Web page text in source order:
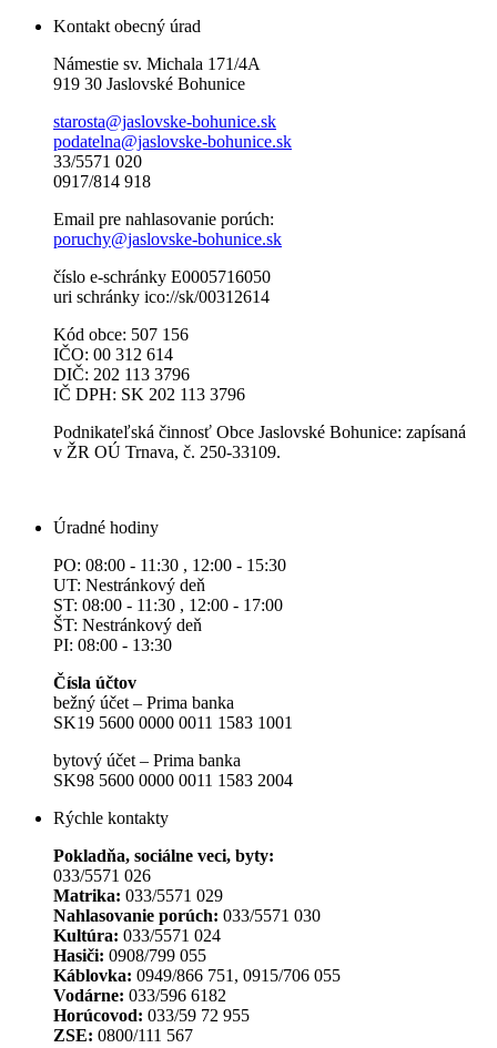
Kontakt obecný úrad
Námestie sv. Michala 171/4A
919 30 Jaslovské Bohunice
starosta@jaslovske-bohunice.sk
podatelna@jaslovske-bohunice.sk
33/5571 020
0917/814 918
Email pre nahlasovanie porúch:
poruchy@jaslovske-bohunice.sk
číslo e-schránky E0005716050
uri schránky ico://sk/00312614
Kód obce: 507 156
IČO: 00 312 614
DIČ: 202 113 3796
IČ DPH: SK 202 113 3796
Podnikateľská činnosť Obce Jaslovské Bohunice: zapísaná
v ŽR OÚ Trnava, č. 250-33109.
Úradné hodiny
PO: 08:00 - 11:30 , 12:00 - 15:30
UT: Nestránkový deň
ST: 08:00 - 11:30 , 12:00 - 17:00
ŠT: Nestránkový deň
PI: 08:00 - 13:30
Čísla účtov
bežný účet – Prima banka
SK19 5600 0000 0011 1583 1001
bytový účet – Prima banka
SK98 5600 0000 0011 1583 2004
Rýchle kontakty
Pokladňa, sociálne veci, byty:
033/5571 026
Matrika: 033/5571 029
Nahlasovanie porúch: 033/5571 030
Kultúra: 033/5571 024
Hasiči: 0908/799 055
Káblovka: 0949/866 751, 0915/706 055
Vodárne: 033/596 6182
Horúcovod: 033/59 72 955
ZSE: 0800/111 567